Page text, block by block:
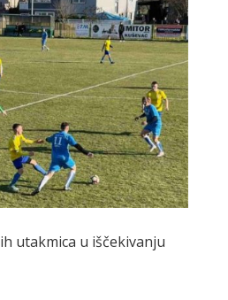
utakmica u iščekivanju